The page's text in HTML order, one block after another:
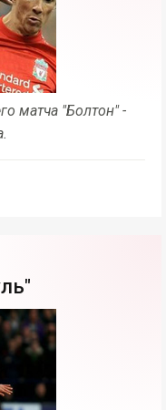
матча "Болтон" -